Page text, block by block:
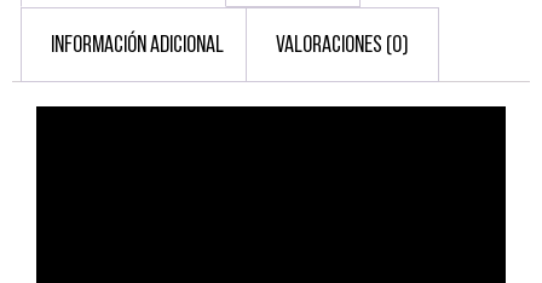
INFORMACIÓN ADICIONAL VALORACIONES (0)